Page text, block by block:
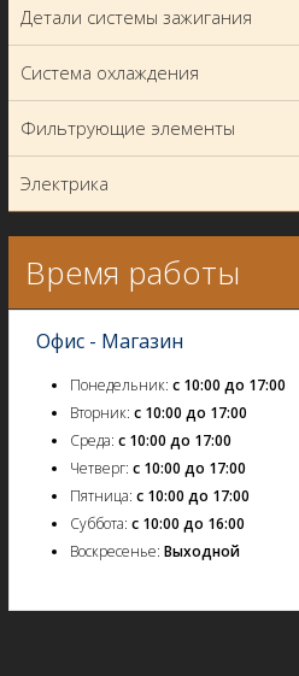
Детали системы зажигания
Система охлаждения
Фильтрующие элементы
Электрика
Время работы
Офис - Магазин
Понедельник: с 10:00 до 17:00
Вторник: с 10:00 до 17:00
Среда: с 10:00 до 17:00
Четверг: с 10:00 до 17:00
Пятница: с 10:00 до 17:00
Суббота: с 10:00 до 16:00
Воскресенье: Выходной